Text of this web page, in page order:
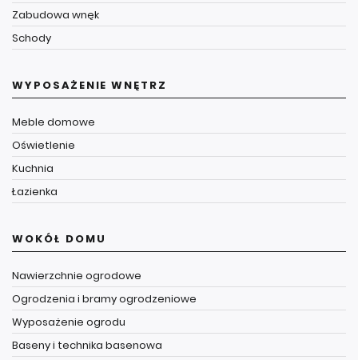
Zabudowa wnęk
Schody
WYPOSAŻENIE WNĘTRZ
Meble domowe
Oświetlenie
Kuchnia
Łazienka
WOKÓŁ DOMU
Nawierzchnie ogrodowe
Ogrodzenia i bramy ogrodzeniowe
Wyposażenie ogrodu
Baseny i technika basenowa